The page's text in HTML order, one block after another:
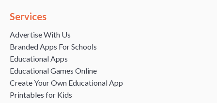
Services
Advertise With Us
Branded Apps For Schools
Educational Apps
Educational Games Online
Create Your Own Educational App
Printables for Kids